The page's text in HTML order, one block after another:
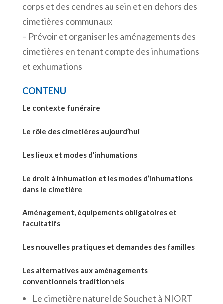
corps et des cendres au sein et en dehors des
cimetières communaux
– Prévoir et organiser les aménagements des
cimetières en tenant compte des inhumations
et exhumations
CONTENU
Le contexte funéraire
Le rôle des cimetières aujourd’hui
Les lieux et modes d’inhumations
Le droit à inhumation et les modes d’inhumations
dans le cimetière
Aménagement, équipements obligatoires et
facultatifs
Les nouvelles pratiques et demandes des familles
Les alternatives aux aménagements
conventionnels traditionnels
Le cimetière naturel de Souchet à NIORT